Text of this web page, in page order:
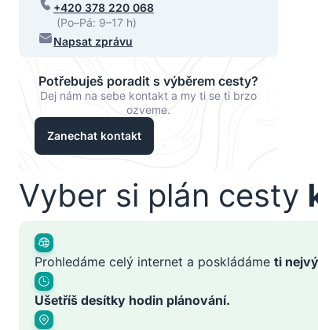
+420 378 220 068
(Po–Pá: 9–17 h)
Napsat zprávu
Potřebuješ poradit s výběrem cesty?
Dej nám na sebe kontakt a my ti se ti brzo
ozveme.
Zanechat kontakt
Vyber si plán cesty
Prohledáme celý internet a poskládáme ti
Ušetříš desítky hodin plánování.